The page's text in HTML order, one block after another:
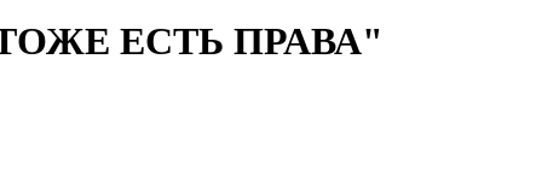
ТОЖЕ ЕСТЬ ПРАВА"